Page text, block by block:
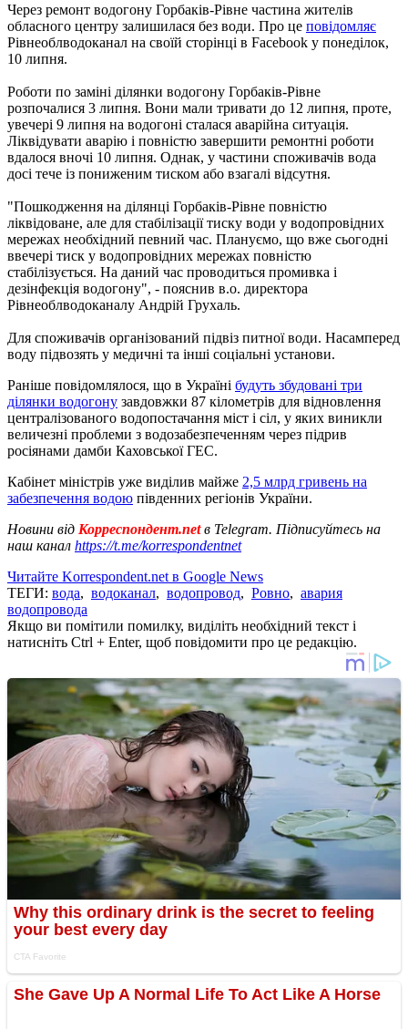
Через ремонт водогону Горбаків-Рівне частина жителів
обласного центру залишилася без води. Про це повідомляє
Рівнеоблводоканал на своїй сторінці в Facebook у понеділок,
10 липня.
Роботи по заміні ділянки водогону Горбаків-Рівне
розпочалися 3 липня. Вони мали тривати до 12 липня, проте,
увечері 9 липня на водогоні сталася аварійна ситуація.
Ліквідувати аварію і повністю завершити ремонтні роботи
вдалося вночі 10 липня. Однак, у частини споживачів вода
досі тече із пониженим тиском або взагалі відсутня.
"Пошкодження на ділянці Горбаків-Рівне повністю
ліквідоване, але для стабілізації тиску води у водопровідних
мережах необхідний певний час. Плануємо, що вже сьогодні
ввечері тиск у водопровідних мережах повністю
стабілізується. На даний час проводиться промивка і
дезінфекція водогону", - пояснив в.о. директора
Рівнеоблводоканалу Андрій Грухаль.
Для споживачів організований підвіз питної води. Насамперед
воду підвозять у медичні та інші соціальні установи.
Раніше повідомлялося, що в Україні будуть збудовані три
ділянки водогону завдовжки 87 кілометрів для відновлення
централізованого водопостачання міст і сіл, у яких виникли
величезні проблеми з водозабезпеченням через підрив
росіянами дамби Каховської ГЕС.
Кабінет міністрів уже виділив майже 2,5 млрд гривень на
забезпечення водою південних регіонів України.
Новини від Корреспондент.netв Telegram. Підписуйтесь на
наш канал https://t.me/korrespondentnet
Читайте Korrespondent.net в Google News
ТЕГИ: вода, водоканал, водопровод, Ровно, авария
водопровода
Якщо ви помітили помилку, виділіть необхідний текст і
натисніть Ctrl + Enter, щоб повідомити про це редакцію.